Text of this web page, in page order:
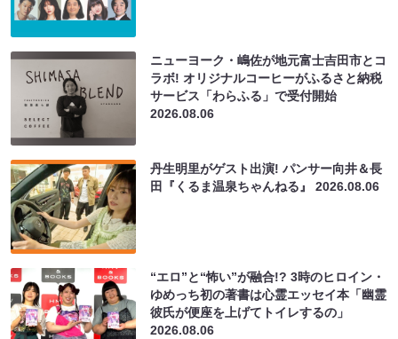
ニューヨーク・嶋佐が地元富士吉田市とコ
ラボ! オリジナルコーヒーがふるさと納税
サービス「わらふる」で受付開始
2026.08.06
丹生明里がゲスト出演! パンサー向井＆長
田『くるま温泉ちゃんねる』2026.08.06
“エロ”と“怖い”が融合!? 3時のヒロイン・
ゆめっち初の著書は心霊エッセイ本「幽霊
彼氏が便座を上げてトイレするの」
2026.08.06